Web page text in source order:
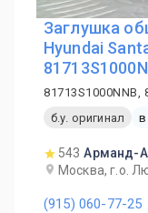
Заглушка
Hyundai
81713S1000NNB,
б.у. оригинал
в
543 Арманд-
Москва, г.о.
(915) 060-77-25